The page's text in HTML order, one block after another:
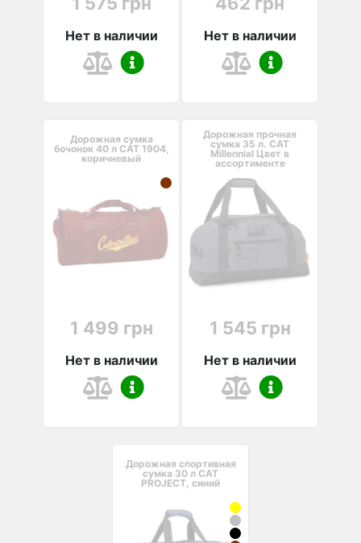
Нет в наличии Нет в наличии
Дорожная сумка
бочонок 40 л CAT 1904,
коричневый
1 499 грн
Нет в наличии
Дорожная прочная
сумка 35 л. CAT
Millennial Цвет в
ассортименте
1 545 грн
Нет в наличии
Дорожная спортивная
сумка 30 л CAT
PROJECT, синий